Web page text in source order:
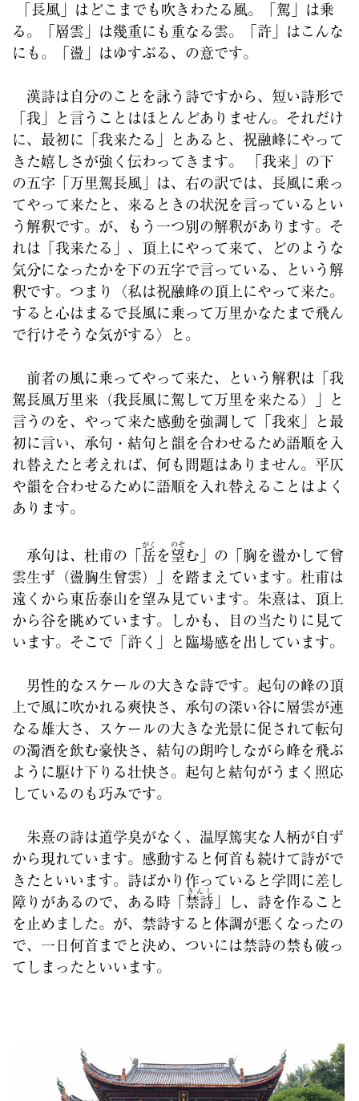
「長風」はどこまでも吹きわたる風。「駕」は乗
る。「層雲」は幾重にも重なる雲。「許」はこんな
にも。「盪」はゆすぶる、の意です。
漢詩は自分のことを詠う詩ですから、短い詩形で
「我」と言うことはほとんどありません。それだけ
に、最初に「我来たる」とあると、祝融峰にやって
きた嬉しさが強く伝わってきます。 「我来」の下
の五字「万里駕長風」は、右の訳では、長風に乗っ
てやって来たと、来るときの状況を言っているとい
う解釈です。が、もう一つ別の解釈があります。そ
れは「我来たる」、頂上にやって来て、どのような
気分になったかを下の五字で言っている、という解
釈です。つまり〈私は祝融峰の頂上にやって来た。
すると心はまるで長風に乗って万里かなたまで飛ん
で行けそうな気がする〉と。
前者の風に乗ってやって来た、という解釈は「我
駕長風万里来（我長風に駕して万里を来たる）」と
言うのを、やって来た感動を強調して「我來」と最
初に言い、承句・結句と韻を合わせるため語順を入
れ替えたと考えれば、何も問題はありません。平仄
や韻を合わせるために語順を入れ替えることはよく
あります。
承句は、杜甫の「 岳
がく
を望
のぞ
む」の「胸を盪かして曾
雲生ず（盪胸生曾雲）」を踏まえています。杜甫は
遠くから東岳泰山を望み見ています。朱熹は、頂上
から谷を眺めています。しかも、目の当たりに見て
います。そこで「許く」と臨場感を出しています。
男性的なスケールの大きな詩です。起句の峰の頂
上で風に吹かれる爽快さ、承句の深い谷に層雲が連
なる雄大さ、スケールの大きな光景に促されて転句
の濁酒を飲む豪快さ、結句の朗吟しながら峰を飛ぶ
ように駆け下りる壮快さ。起句と結句がうまく照応
しているのも巧みです。
朱熹の詩は道学臭がなく、温厚篤実な人柄が自ず
から現れています。感動すると何首も続けて詩がで
きたといいます。詩ばかり作っていると学問に差し
障りがあるので、ある時「 禁詩
きんし
」し、詩を作ること
を止めました。が、禁詩すると体調が悪くなったの
で、一日何首までと決め、ついには禁詩の禁も破っ
てしまったといいます。